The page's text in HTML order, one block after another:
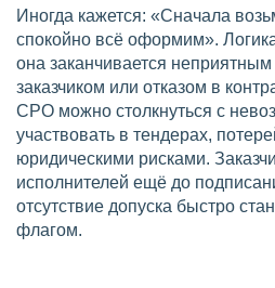
Иногда кажется: «Сначала
спокойно всё оформим».
она заканчивается
заказчиком или отказом в
СРО можно столкнуться с
участвовать в тендерах,
юридическими рисками.
исполнителей ещё до
отсутствие допуска быстро
флагом.